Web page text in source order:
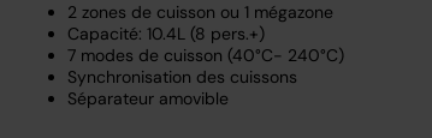
2 zones de cuisson ou 1 mégazone
Capacité: 10.4L (8 pers.+)
7 modes de cuisson (40°C- 240°C)
Synchronisation des cuissons
Séparateur amovible